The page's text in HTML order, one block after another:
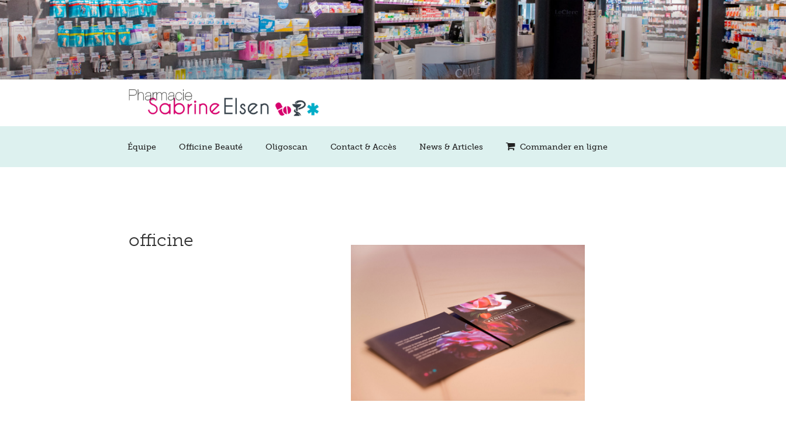
Aller
au
contenu
principal
Équipe Officine Beauté Oligoscan Contact & Accès News & Articles Commander en ligne
officine